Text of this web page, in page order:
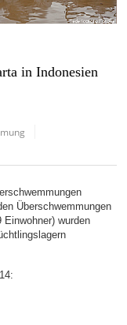
in Indonesien
Überschwemmungen
wurden